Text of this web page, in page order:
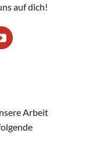
auf dich!
Arbeit